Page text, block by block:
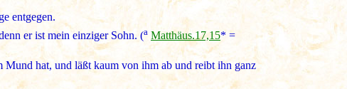
entgegen.
er ist mein einziger Sohn. (a Matthäus.17,15* =
hat, und läßt kaum von ihm ab und reibt ihn ganz